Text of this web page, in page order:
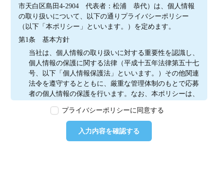
市天白区島田4-2904　代表者：松浦　恭代）は、個人情報
の取り扱いについて、以下の通りプライバシーポリシー
（以下「本ポリシー」といいます。）を定めます。
第1条　基本方針
当社は、個人情報の取り扱いに対する重要性を認識し、
個人情報の保護に関する法律（平成十五年法律第五十七
号、以下「個人情報保護法」といいます。）その他関連
法令を遵守するとともに、厳重な管理体制のもとで応募
者の個人情報の保護を行います。なお、本ポリシーは、
のとします。
第2条　個人情報の定義
本ポリシーにおいて「個人情報」とは、個人情報保護法
プライバシーポリシーに同意する
入力内容を確認する